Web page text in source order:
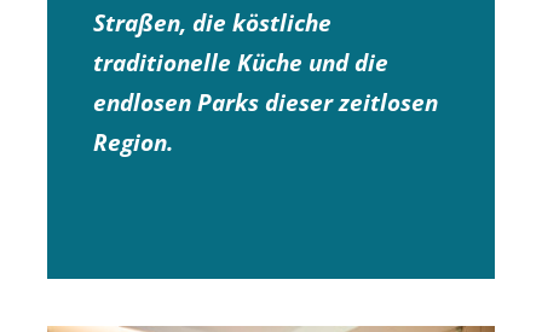
Straßen, die köstliche
traditionelle Küche und die
endlosen Parks dieser zeitlosen
Region.